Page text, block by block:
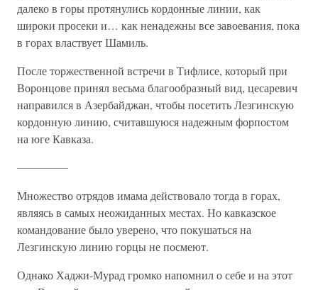
далеко в горы протянулись кордонные линии, как
широки просеки и… как ненадежны все завоевания, пока
в горах властвует Шамиль.
После торжественной встречи в Тифлисе, который при
Воронцове принял весьма благообразный вид, цесаревич
направился в Азербайджан, чтобы посетить Лезгинскую
кордонную линию, считавшуюся надежным форпостом
на юге Кавказа.
Множество отрядов имама действовало тогда в горах,
являясь в самых неожиданных местах. Но кавказское
командование было уверено, что покушаться на
Лезгинскую линию горцы не посмеют.
Однако Хаджи-Мурад громко напомнил о себе и на этот